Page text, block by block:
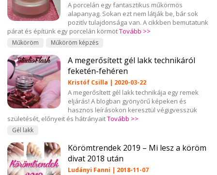
A porcelán egy fantasztikus műkörmös
alapanyag. Sokan ezt nem látják be, bár sok
pozitív tulajdonsága van. A cikkben bemutatunk
párat és építünk egy porcelán körmötTovább >>
Műköröm Műköröm képzés
A megerősített gél lakk technikáról
feketén-fehéren
Kristóf Csilla | 2020-03-22
A megerősített gél lakk technikája egy remek
eljárás! A blogban gyönyörű képeken és
hasznos leírásokon keresztül végigvesszük
születését, előnyeit és hátrányaitTovább >>
Gél lakk
Körömtrendek 2019 – Mi lesz a köröm
divat 2018 után
Ludányi Fanni | 2018-11-07